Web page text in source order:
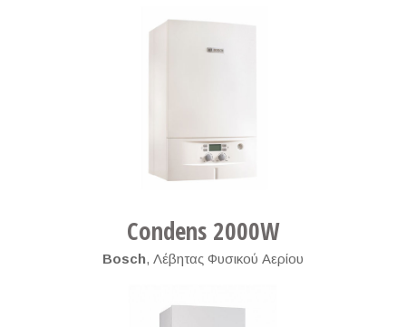
Condens 2000W
Bosch, Λέβητας Φυσικού Αερίου